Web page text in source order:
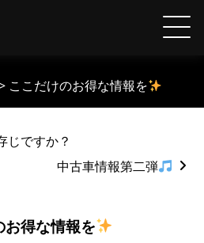
ここだけのお得な情報を
じですか？
中古車情報第二弾
お得な情報を